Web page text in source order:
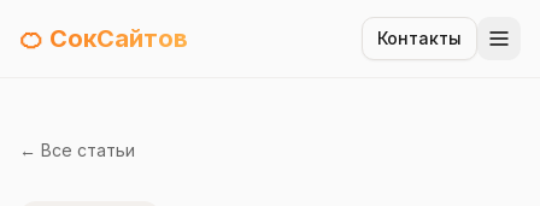
🍊 СокСайтов Контакты
← Все статьи